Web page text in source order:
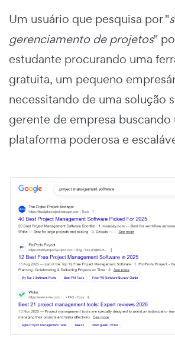
Um usuário que pesquisa por "
gerenciamento de projetos"
estudante procurando uma
gratuita, um pequeno
necessitando de uma solução
gerente de empresa buscando
plataforma poderosa e